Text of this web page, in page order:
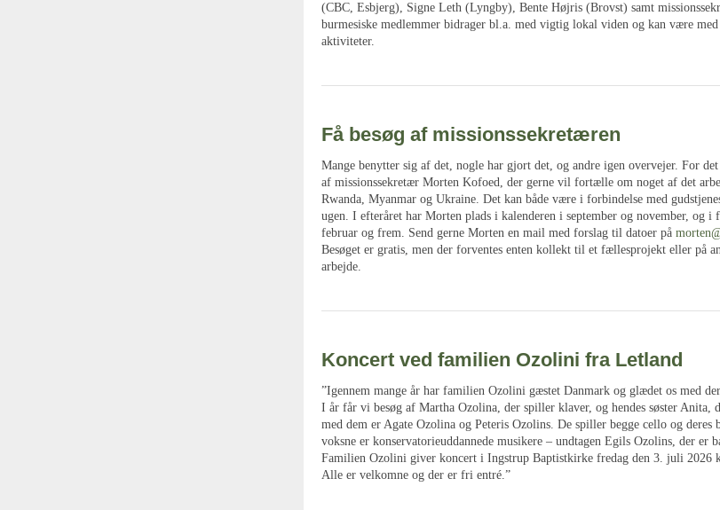
(CBC, Esbjerg), Signe Leth (Lyngby), Bente Højris (Brovst) samt
burmesiske medlemmer bidrager bl.a. med vigtig lokal viden og kan være
aktiviteter.
Få besøg af missionssekretæren
Mange benytter sig af det, nogle har gjort det, og andre igen overvejer. For
af missionssekretær Morten Kofoed, der gerne vil fortælle om noget af det
Rwanda, Myanmar og Ukraine. Det kan både være i forbindelse med
ugen. I efteråret har Morten plads i kalenderen i september og november, og i
februar og frem. Send gerne Morten en mail med forslag til datoer på
Besøget er gratis, men der forventes enten kollekt til et fællesprojekt eller på
arbejde.
Koncert ved familien Ozolini fra Letland
”Igennem mange år har familien Ozolini gæstet Danmark og glædet os med
I år får vi besøg af Martha Ozolina, der spiller klaver, og hendes søster
med dem er Agate Ozolina og Peteris Ozolins. De spiller begge cello og deres
voksne er konservatorieuddannede musikere – undtagen Egils Ozolins, der er
Familien Ozolini giver koncert i Ingstrup Baptistkirke fredag den 3. juli 2026
Alle er velkomne og der er fri entré.”